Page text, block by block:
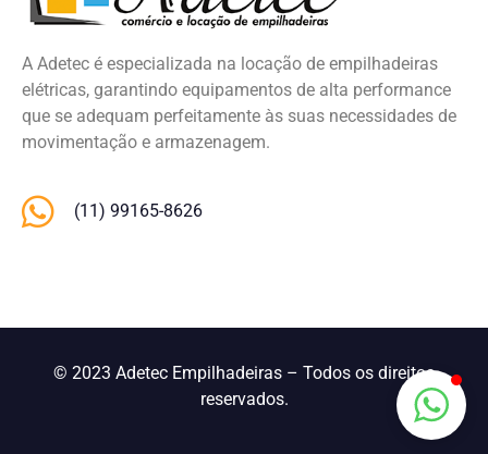
A Adetec é especializada na locação de empilhadeiras
elétricas, garantindo equipamentos de alta performance
que se adequam perfeitamente às suas necessidades de
movimentação e armazenagem.
(11) 99165-8626
© 2023 Adetec Empilhadeiras – Todos os direitos
reservados.